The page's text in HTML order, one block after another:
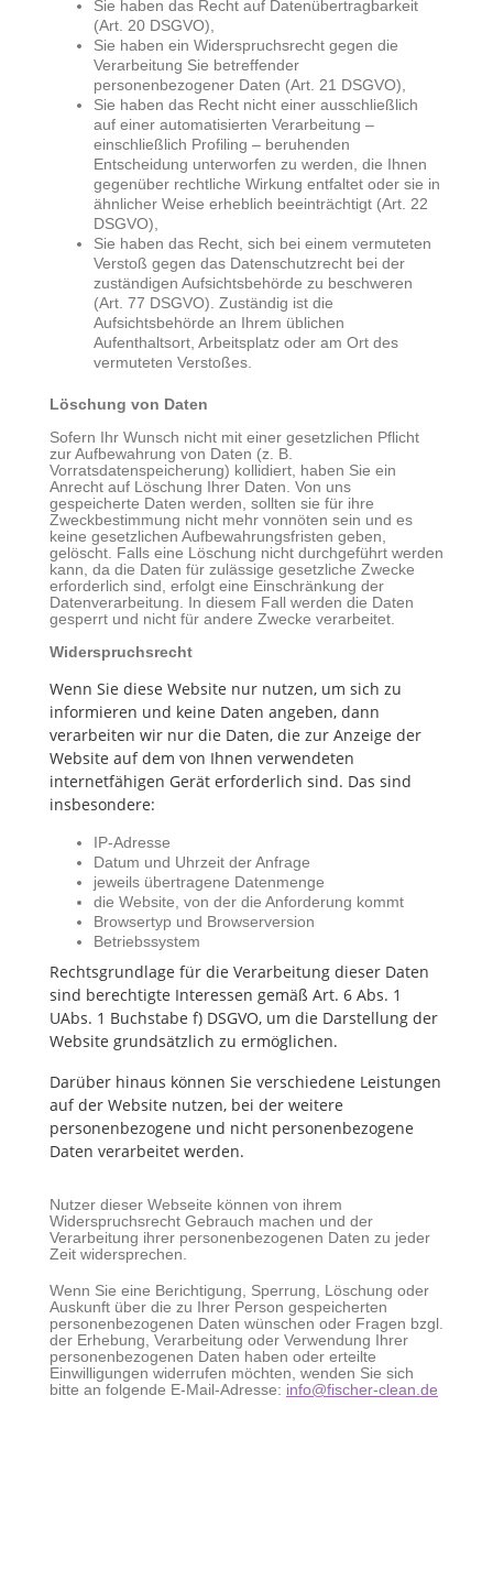
Sie haben das Recht auf Datenübertragbarkeit
(Art. 20 DSGVO),
Sie haben ein Widerspruchsrecht gegen die
Verarbeitung Sie betreffender
personenbezogener Daten (Art. 21 DSGVO),
Sie haben das Recht nicht einer ausschließlich
auf einer automatisierten Verarbeitung –
einschließlich Profiling – beruhenden
Entscheidung unterworfen zu werden, die Ihnen
gegenüber rechtliche Wirkung entfaltet oder sie in
ähnlicher Weise erheblich beeinträchtigt (Art. 22
DSGVO),
Sie haben das Recht, sich bei einem vermuteten
Verstoß gegen das Datenschutzrecht bei der
zuständigen Aufsichtsbehörde zu beschweren
(Art. 77 DSGVO). Zuständig ist die
Aufsichtsbehörde an Ihrem üblichen
Aufenthaltsort, Arbeitsplatz oder am Ort des
vermuteten Verstoßes.
Löschung von Daten
Sofern Ihr Wunsch nicht mit einer gesetzlichen Pflicht
zur Aufbewahrung von Daten (z. B.
Vorratsdatenspeicherung) kollidiert, haben Sie ein
Anrecht auf Löschung Ihrer Daten. Von uns
gespeicherte Daten werden, sollten sie für ihre
Zweckbestimmung nicht mehr vonnöten sein und es
keine gesetzlichen Aufbewahrungsfristen geben,
gelöscht. Falls eine Löschung nicht durchgeführt werden
kann, da die Daten für zulässige gesetzliche Zwecke
erforderlich sind, erfolgt eine Einschränkung der
Datenverarbeitung. In diesem Fall werden die Daten
gesperrt und nicht für andere Zwecke verarbeitet.
Widerspruchsrecht
Wenn Sie diese Website nur nutzen, um sich zu
informieren und keine Daten angeben, dann
verarbeiten wir nur die Daten, die zur Anzeige der
Website auf dem von Ihnen verwendeten
internetfähigen Gerät erforderlich sind. Das sind
insbesondere:
IP-Adresse
Datum und Uhrzeit der Anfrage
jeweils übertragene Datenmenge
die Website, von der die Anforderung kommt
Browsertyp und Browserversion
Betriebssystem
Rechtsgrundlage für die Verarbeitung dieser Daten
sind berechtigte Interessen gemäß Art. 6 Abs. 1
UAbs. 1 Buchstabe f) DSGVO, um die Darstellung der
Website grundsätzlich zu ermöglichen.
Darüber hinaus können Sie verschiedene Leistungen
auf der Website nutzen, bei der weitere
personenbezogene und nicht personenbezogene
Daten verarbeitet werden.
Nutzer dieser Webseite können von ihrem
Widerspruchsrecht Gebrauch machen und der
Verarbeitung ihrer personenbezogenen Daten zu jeder
Zeit widersprechen.
Wenn Sie eine Berichtigung, Sperrung, Löschung oder
Auskunft über die zu Ihrer Person gespeicherten
personenbezogenen Daten wünschen oder Fragen bzgl.
der Erhebung, Verarbeitung oder Verwendung Ihrer
personenbezogenen Daten haben oder erteilte
Einwilligungen widerrufen möchten, wenden Sie sich
bitte an folgende E-Mail-Adresse: info@fischer-clean.de